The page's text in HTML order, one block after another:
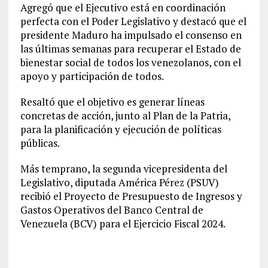
Agregó que el Ejecutivo está en coordinación
perfecta con el Poder Legislativo y destacó que el
presidente Maduro ha impulsado el consenso en
las últimas semanas para recuperar el Estado de
bienestar social de todos los venezolanos, con el
apoyo y participación de todos.
Resaltó que el objetivo es generar líneas
concretas de acción, junto al Plan de la Patria,
para la planificación y ejecución de políticas
públicas.
Más temprano, la segunda vicepresidenta del
Legislativo, diputada América Pérez (PSUV)
recibió el Proyecto de Presupuesto de Ingresos y
Gastos Operativos del Banco Central de
Venezuela (BCV) para el Ejercicio Fiscal 2024.